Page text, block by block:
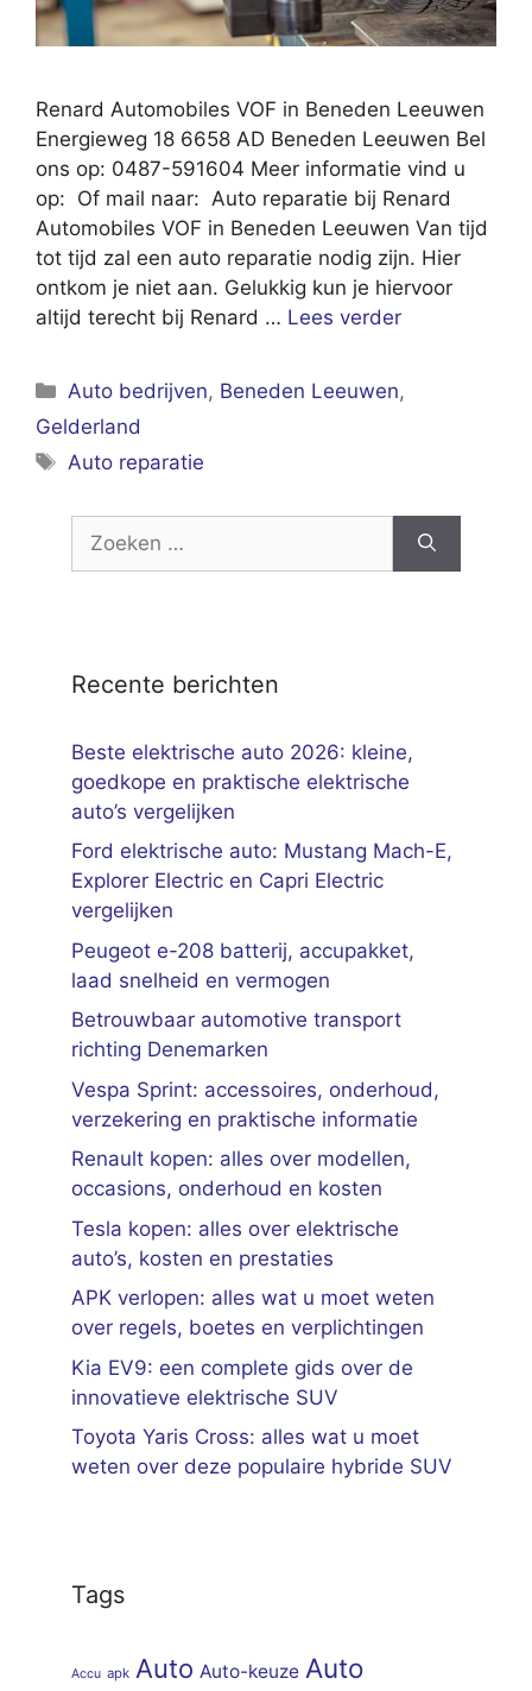
Renard Automobiles VOF in Beneden Leeuwen
Energieweg 18 6658 AD Beneden Leeuwen Bel
ons op: 0487-591604 Meer informatie vind u
op: Of mail naar: Auto reparatie bij Renard
Automobiles VOF in Beneden Leeuwen Van tijd
tot tijd zal een auto reparatie nodig zijn. Hier
ontkom je niet aan. Gelukkig kun je hiervoor
altijd terecht bij Renard … Lees verder
Categorieën
Auto bedrijven, Beneden Leeuwen,
Gelderland
Tags
Auto reparatie
naar:
Recente berichten
Beste elektrische auto 2026: kleine,
goedkope en praktische elektrische
auto’s vergelijken
Ford elektrische auto: Mustang Mach-E,
Explorer Electric en Capri Electric
vergelijken
Peugeot e-208 batterij, accupakket,
laad snelheid en vermogen
Betrouwbaar automotive transport
richting Denemarken
Vespa Sprint: accessoires, onderhoud,
verzekering en praktische informatie
Renault kopen: alles over modellen,
occasions, onderhoud en kosten
Tesla kopen: alles over elektrische
auto’s, kosten en prestaties
APK verlopen: alles wat u moet weten
over regels, boetes en verplichtingen
Kia EV9: een complete gids over de
innovatieve elektrische SUV
Toyota Yaris Cross: alles wat u moet
weten over deze populaire hybride SUV
Tags
Accu apk Auto Auto-keuze Auto